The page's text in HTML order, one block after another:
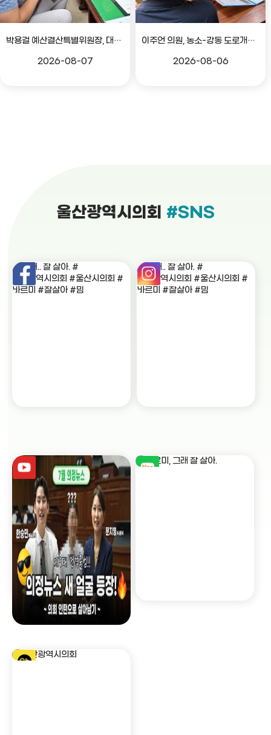
박용걸 예산결산특별위원장, 대공원로 확장공사 현안점검 간담회
2026-08-07
이주언 의원, 농소-강동 도로개설 민원 현장 점검
2026-08-06
울산광역시의회 #SNS